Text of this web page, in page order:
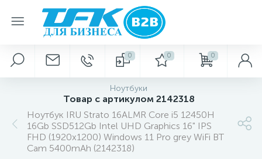
0 0 0
Ноутбуки
Товар с артикулом 2142318
Ноутбук IRU Strato 16ALMR Core i5 12450H
16Gb SSD512Gb Intel UHD Graphics 16" IPS
FHD (1920x1200) Windows 11 Pro grey WiFi BT
Cam 5400mAh (2142318)